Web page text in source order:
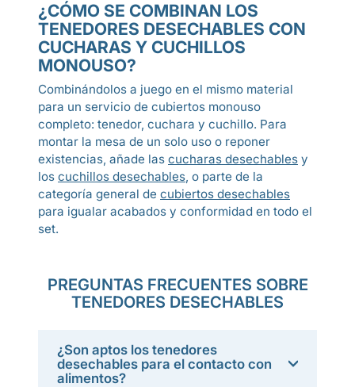
¿CÓMO SE COMBINAN LOS
TENEDORES DESECHABLES CON
CUCHARAS Y CUCHILLOS
MONOUSO?
Combinándolos a juego en el mismo material
para un servicio de cubiertos monouso
completo: tenedor, cuchara y cuchillo. Para
montar la mesa de un solo uso o reponer
existencias, añade las cucharas desechables y
los cuchillos desechables, o parte de la
categoría general de cubiertos desechables
para igualar acabados y conformidad en todo el
set.
PREGUNTAS FRECUENTES SOBRE
TENEDORES DESECHABLES
¿Son aptos los tenedores
desechables para el contacto con
alimentos?